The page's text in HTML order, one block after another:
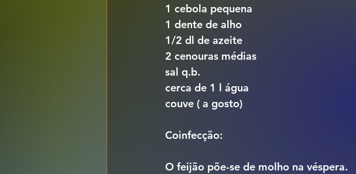
1 cebola pequena
1 dente de alho
1/2 dl de azeite
2 cenouras médias
sal q.b.
cerca de 1 l água
couve ( a gosto)
Coinfecção:
O feijão põe-se de molho na véspera.